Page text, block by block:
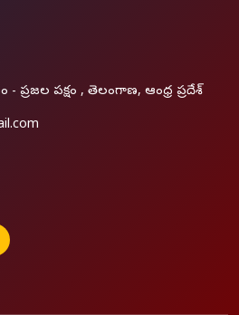
- ప్రజల పక్షం , తెలంగాణ, ఆంధ్ర ప్రదేశ్